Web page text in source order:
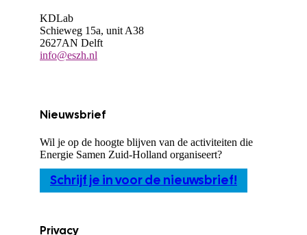
KDLab
Schieweg 15a, unit A38
2627AN Delft
info@eszh.nl
Nieuwsbrief
Wil je op de hoogte blijven van de activiteiten die
Energie Samen Zuid-Holland organiseert?
Schrijf je in voor de nieuwsbrief!
Privacy